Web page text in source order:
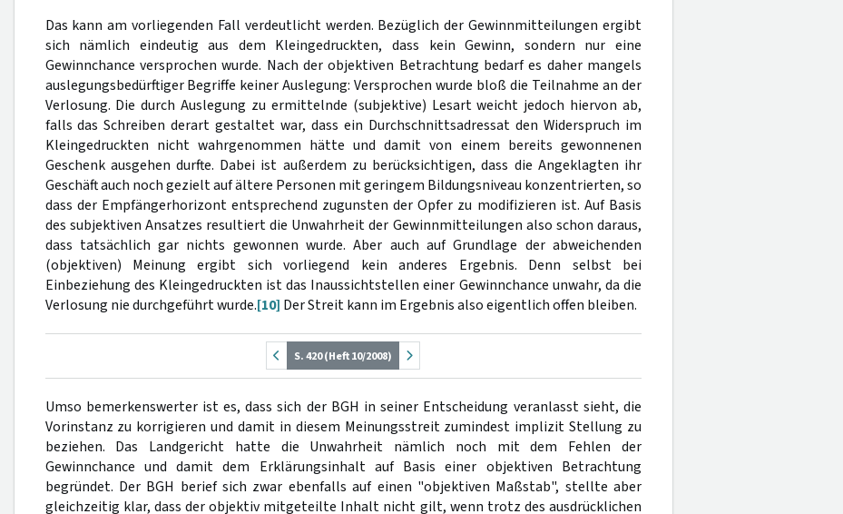
Das kann am vorliegenden Fall verdeutlicht werden. Bezüglich der Gewinnmitteilungen ergibt
sich nämlich eindeutig aus dem Kleingedruckten, dass kein Gewinn, sondern nur eine
Gewinnchance versprochen wurde. Nach der objektiven Betrachtung bedarf es daher mangels
auslegungsbedürftiger Begriffe keiner Auslegung: Versprochen wurde bloß die Teilnahme an der
Verlosung. Die durch Auslegung zu ermittelnde (subjektive) Lesart weicht jedoch hiervon ab,
falls das Schreiben derart gestaltet war, dass ein Durchschnittsadressat den Widerspruch im
Kleingedruckten nicht wahrgenommen hätte und damit von einem bereits gewonnenen
Geschenk ausgehen durfte. Dabei ist außerdem zu berücksichtigen, dass die Angeklagten ihr
Geschäft auch noch gezielt auf ältere Personen mit geringem Bildungsniveau konzentrierten, so
dass der Empfängerhorizont entsprechend zugunsten der Opfer zu modifizieren ist. Auf Basis
des subjektiven Ansatzes resultiert die Unwahrheit der Gewinnmitteilungen also schon daraus,
dass tatsächlich gar nichts gewonnen wurde. Aber auch auf Grundlage der abweichenden
(objektiven) Meinung ergibt sich vorliegend kein anderes Ergebnis. Denn selbst bei
Einbeziehung des Kleingedruckten ist das Inaussichtstellen einer Gewinnchance unwahr, da die
Verlosung nie durchgeführt wurde.[10] Der Streit kann im Ergebnis also eigentlich offen bleiben.
S. 420 (Heft 10/2008)
Umso bemerkenswerter ist es, dass sich der BGH in seiner Entscheidung veranlasst sieht, die
Vorinstanz zu korrigieren und damit in diesem Meinungsstreit zumindest implizit Stellung zu
beziehen. Das Landgericht hatte die Unwahrheit nämlich noch mit dem Fehlen der
Gewinnchance und damit dem Erklärungsinhalt auf Basis einer objektiven Betrachtung
begründet. Der BGH berief sich zwar ebenfalls auf einen "objektiven Maßstab", stellte aber
gleichzeitig klar, dass der objektiv mitgeteilte Inhalt nicht gilt, wenn trotz des ausdrücklichen